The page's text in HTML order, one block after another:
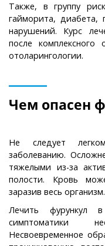
Также, в группу
гайморита, диабета,
нарушений. Курс
после комплексного
отоларингологии.
Чем опасен
Не следует
заболеванию.
тяжелыми из-за
полости. Кровь
заразив весь организм.
Лечить фурункул
симптоматики
Несвоевременное